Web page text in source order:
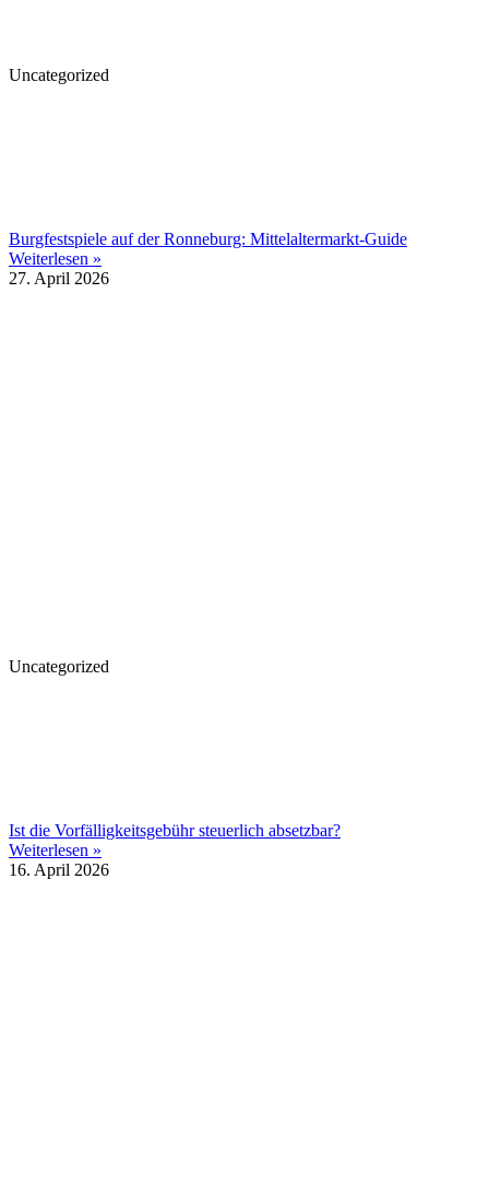
Uncategorized
Burgfestspiele auf der Ronneburg: Mittelaltermarkt-Guide
Weiterlesen »
27. April 2026
Uncategorized
Ist die Vorfälligkeitsgebühr steuerlich absetzbar?
Weiterlesen »
16. April 2026